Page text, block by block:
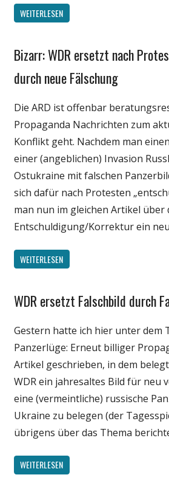
WEITERLESEN
Gesellschaft
Internet
Politik
Webfundstück
Bizarr: WDR ersetzt nach
durch neue Fälschung
Die ARD ist offenbar
Propaganda Nachrichten zum
Konflikt geht. Nachdem man
einer (angeblichen) Invasion
Ostukraine mit falschen
sich dafür nach Protesten
man nun im gleichen Artikel über
Entschuldigung/Korrektur ein
WEITERLESEN
Gesellschaft
Medien
Politik
Webfundstück
WDR ersetzt Falschbild durch
Gestern hatte ich hier unter dem
Panzerlüge: Erneut billiger
Artikel geschrieben, in dem
WDR ein jahresaltes Bild für neu
eine (vermeintliche) russische
Ukraine zu belegen (der
übrigens über das Thema
WEITERLESEN